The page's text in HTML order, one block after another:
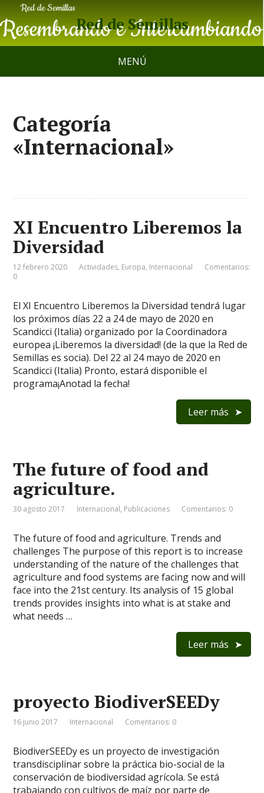
Red de Semillas
MENÚ
Categoría
«Internacional»
XI Encuentro Liberemos la
Diversidad
12 febrero 2020 Actividades, Europa, Internacional
Comentarios:
0
El XI Encuentro Liberemos la Diversidad tendrá lugar
los próximos días 22 a 24 de mayo de 2020 en
Scandicci (Italia) organizado por la Coordinadora
europea ¡Liberemos la diversidad! (de la que la Red de
Semillas es socia). Del 22 al 24 mayo de 2020 en
Scandicci (Italia) Pronto, estará disponible el
programa¡Anotad la fecha!
Leer más
The future of food and
agriculture.
30 agosto 2017 Internacional, Publicaciones Comentarios: 0
The future of food and agriculture. Trends and
challenges The purpose of this report is to increase
understanding of the nature of the challenges that
agriculture and food systems are facing now and will
face into the 21st century. Its analysis of 15 global
trends provides insights into what is at stake and
what needs …
Leer más
proyecto BiodiverSEEDy
16 junio 2017 Internacional Comentarios: 0
BiodiverSEEDy es un proyecto de investigación
transdisciplinar sobre la práctica bio-social de la
conservación de biodiversidad agrícola. Se está
trabajando con cultivos de maíz por parte de